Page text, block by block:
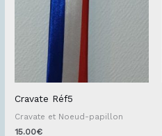
Cravate Réf5
Cravate et Noeud-papillon
15.00€